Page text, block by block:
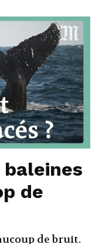
baleines
de
de bruit.